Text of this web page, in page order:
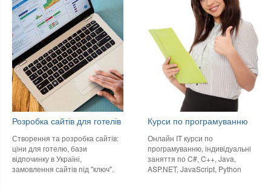
Розробка сайтів для готелів
Створення та розробка сайтів:
ціни для готелю, бази
відпочинку в Україні,
замовлення сайтів під "ключ".
Курси по програмуванню
Онлайн IT курси по
програмуванню, індивідуальні
заняття по C#, C++, Java,
ASP.NET, JavaScript, Python